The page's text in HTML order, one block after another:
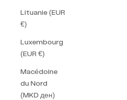
Lituanie (EUR
€)
Luxembourg
(EUR €)
Macédoine
du Nord
(MKD ден)